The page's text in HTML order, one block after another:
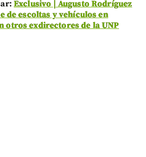
Exclusivo | Augusto Rodríguez
de escoltas y vehículos en
otros exdirectores de la UNP